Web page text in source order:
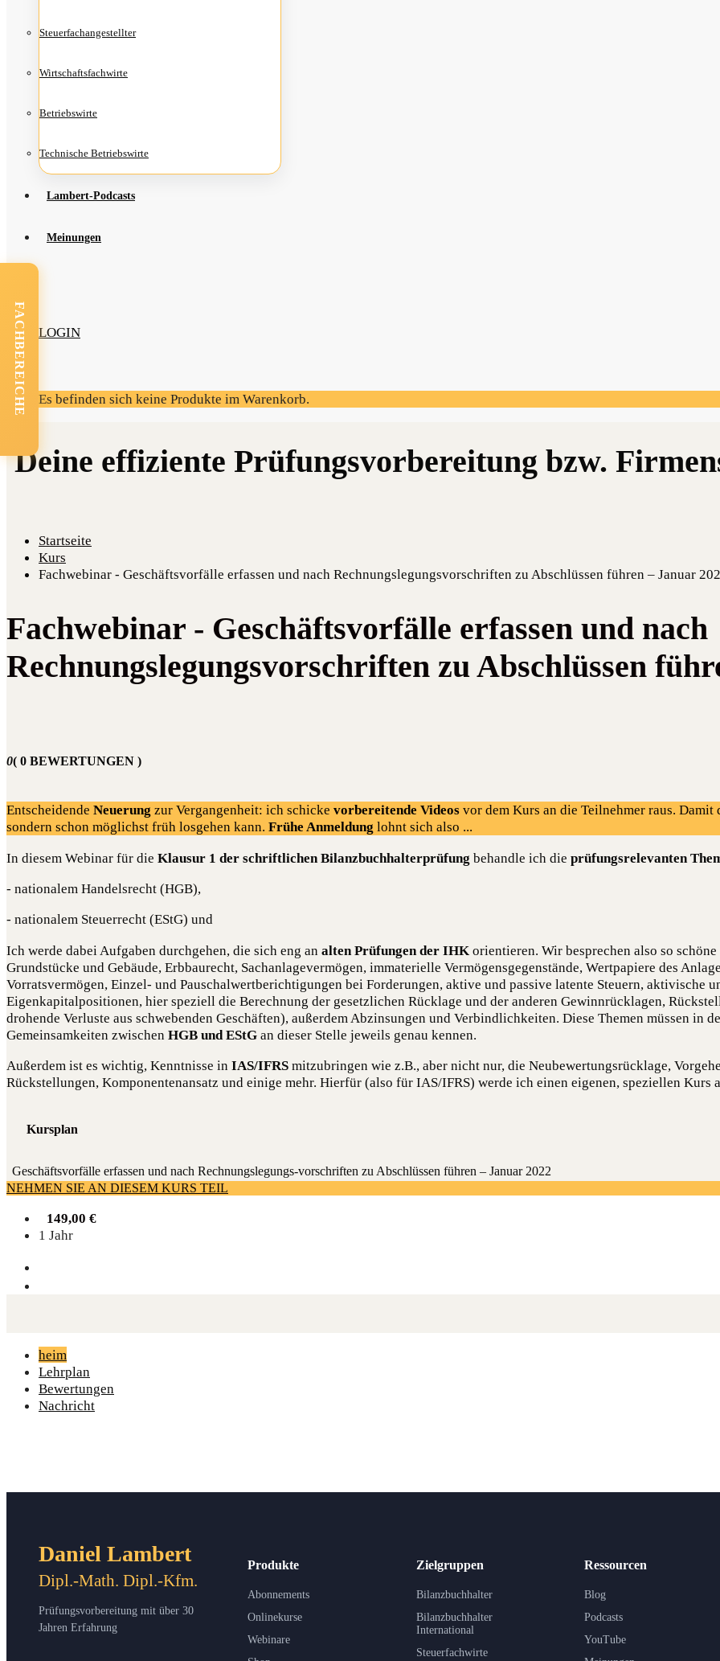
Steu­er­fach­an­ge­stell­ter
Wirt­schafts­fach­wir­te
Betriebs­wir­te
Tech­ni­sche Betriebswirte
Lam­­bert-Pod­­casts
Mei­nun­gen
LOGIN
Es befinden sich keine Produkte im Warenkorb.
Startseite
Kurs
Fachwebinar - Geschäftsvorfälle erfassen und nach Rechnungslegungsvorschriften zu Abschlüssen führen – Januar
Fachwebinar - Geschäftsvorfälle erfassen und nach
Rechnungslegungsvorschriften zu Abschlüssen
0( 0 BEWERTUNGEN )
Entscheidende Neuerung zur Vergangenheit: ich schicke vorbereitende Videos vor dem Kurs an die Teilnehmer raus.
sondern schon möglichst früh losgehen kann. Frühe Anmeldung lohnt sich also ...
In diesem Webinar für die Klausur 1 der schriftlichen Bilanzbuchhalterprüfung behandle ich die prüfungsrelevanten
- nationalem Handelsrecht (HGB),
- nationalem Steuerrecht (EStG) und
Ich werde dabei Aufgaben durchgehen, die sich eng an alten Prüfungen der IHK orientieren. Wir besprechen also so
Grundstücke und Gebäude, Erbbaurecht, Sachanlagevermögen, immaterielle Vermögensgegenstände, Wertpapiere des
Vorratsvermögen, Einzel- und Pauschalwertberichtigungen bei Forderungen, aktive und passive latente Steuern, aktivische
Eigenkapitalpositionen, hier speziell die Berechnung der gesetzlichen Rücklage und der anderen Gewinnrücklagen,
drohende Verluste aus schwebenden Geschäften), außerdem Abzinsungen und Verbindlichkeiten. Diese Themen müssen in
Gemeinsamkeiten zwischen HGB und EStG an dieser Stelle jeweils genau kennen.
Außerdem ist es wichtig, Kenntnisse in IAS/IFRS mitzubringen wie z.B., aber nicht nur, die Neubewertungsrücklage,
Rückstellungen, Komponentenansatz und einige mehr. Hierfür (also für IAS/IFRS) werde ich einen eigenen, speziellen Kurs
Kursplan
Geschäfts­vor­fäl­le erfas­sen und nach Rech­nungs­le­gungs-vor­schrif­ten zu Abschlüs­sen füh­ren – Janu­ar 2022
NEHMEN SIE AN DIESEM KURS TEIL
149,00 €
1 Jahr
heim
Lehrplan
Bewertungen
Nachricht
Daniel Lambert
Dipl.-Math. Dipl.-Kfm.
Prüfungsvorbereitung mit über 30
Jahren Erfahrung
Produkte
Abonnements
Onlinekurse
Webinare
Zielgruppen
Bilanzbuchhalter
Bilanzbuchhalter
International
Steuerfachwirte
Ressourcen
Blog
Podcasts
YouTube
FACHBEREICHE